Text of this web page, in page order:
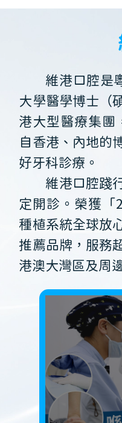
維港口腔是
大學醫學博士（
港大型醫療集團
自香港、內地的
好牙科診療。
維港口腔踐
定開診。榮獲「
種植系統全球放
推薦品牌，服務
港澳大灣區及周